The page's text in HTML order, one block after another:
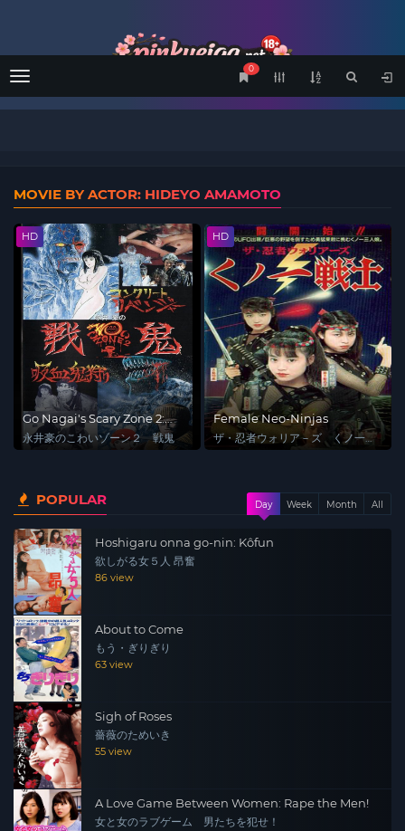
Menu
0
MOVIE BY ACTOR: HIDEYO AMAMOTO
HD
Go Nagai's Scary Zone 2:
Senki
永井豪のこわいゾーン２ 戦鬼
HD
Female Neo-Ninjas
ザ・忍者ウォリア－ズ くノ一戦
POPULAR Day Week Month All
Hoshigaru onna go-nin: Kôfun
欲しがる女５人 昂奮
86 view
About to Come
もう・ぎりぎり
63 view
Sigh of Roses
薔薇のためいき
55 view
A Love Game Between Women: Rape the Men!
女と女のラブゲーム 男たちを犯せ！